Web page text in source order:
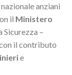
nazionale anziani
il Ministero
Sicurezza –
il contributo
e